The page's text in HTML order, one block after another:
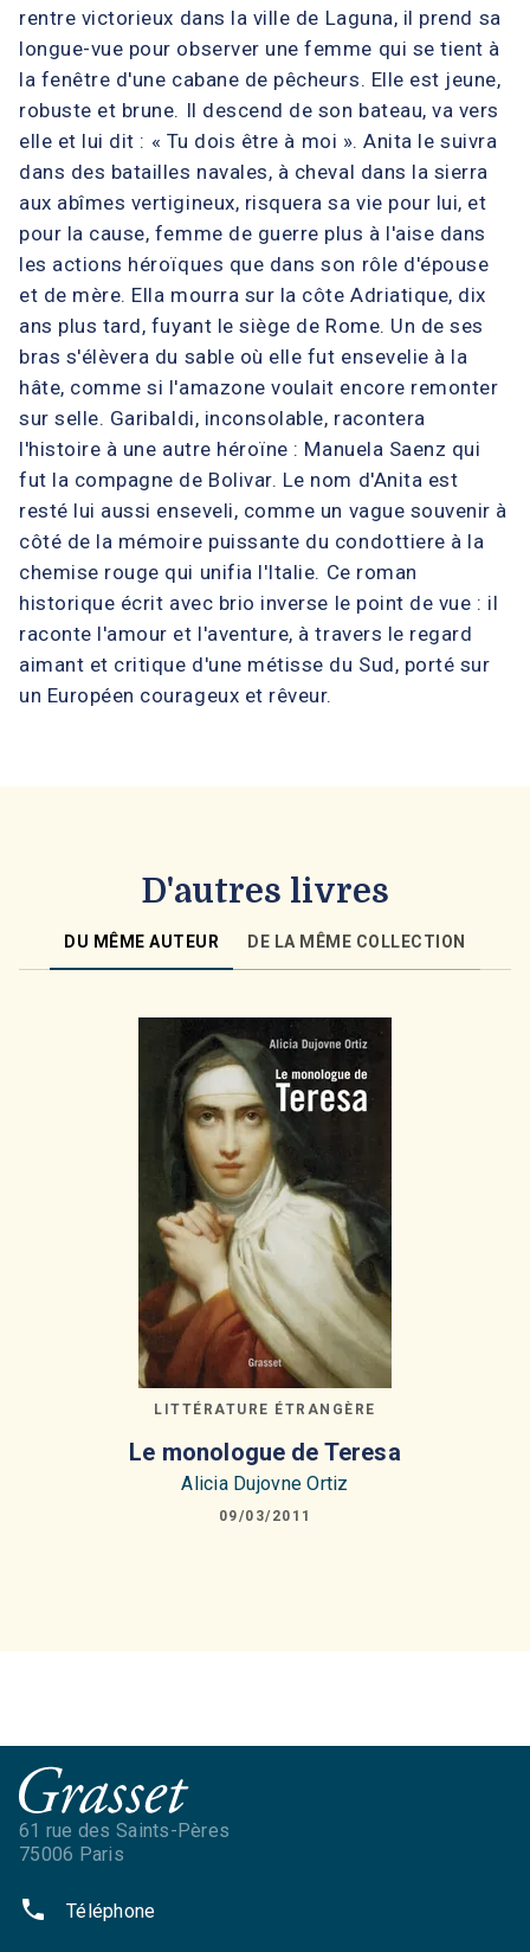
rentre victorieux dans la ville de Laguna, il prend sa
longue-vue pour observer une femme qui se tient à
la fenêtre d'une cabane de pêcheurs. Elle est jeune,
robuste et brune. Il descend de son bateau, va vers
elle et lui dit : « Tu dois être à moi ». Anita le suivra
dans des batailles navales, à cheval dans la sierra
aux abîmes vertigineux, risquera sa vie pour lui, et
pour la cause, femme de guerre plus à l'aise dans
les actions héroïques que dans son rôle d'épouse
et de mère. Ella mourra sur la côte Adriatique, dix
ans plus tard, fuyant le siège de Rome. Un de ses
bras s'élèvera du sable où elle fut ensevelie à la
hâte, comme si l'amazone voulait encore remonter
sur selle. Garibaldi, inconsolable, racontera
l'histoire à une autre héroïne : Manuela Saenz qui
fut la compagne de Bolivar. Le nom d'Anita est
resté lui aussi enseveli, comme un vague souvenir à
côté de la mémoire puissante du condottiere à la
chemise rouge qui unifia l'Italie. Ce roman
historique écrit avec brio inverse le point de vue : il
raconte l'amour et l'aventure, à travers le regard
aimant et critique d'une métisse du Sud, porté sur
un Européen courageux et rêveur.
D'autres livres
DU MÊME AUTEUR DE LA MÊME COLLECTION
LITTÉRATURE ÉTRANGÈRE
Le monologue de Teresa
Alicia Dujovne Ortiz
09/03/2011
61 rue des Saints-Pères
75006 Paris
phone Téléphone